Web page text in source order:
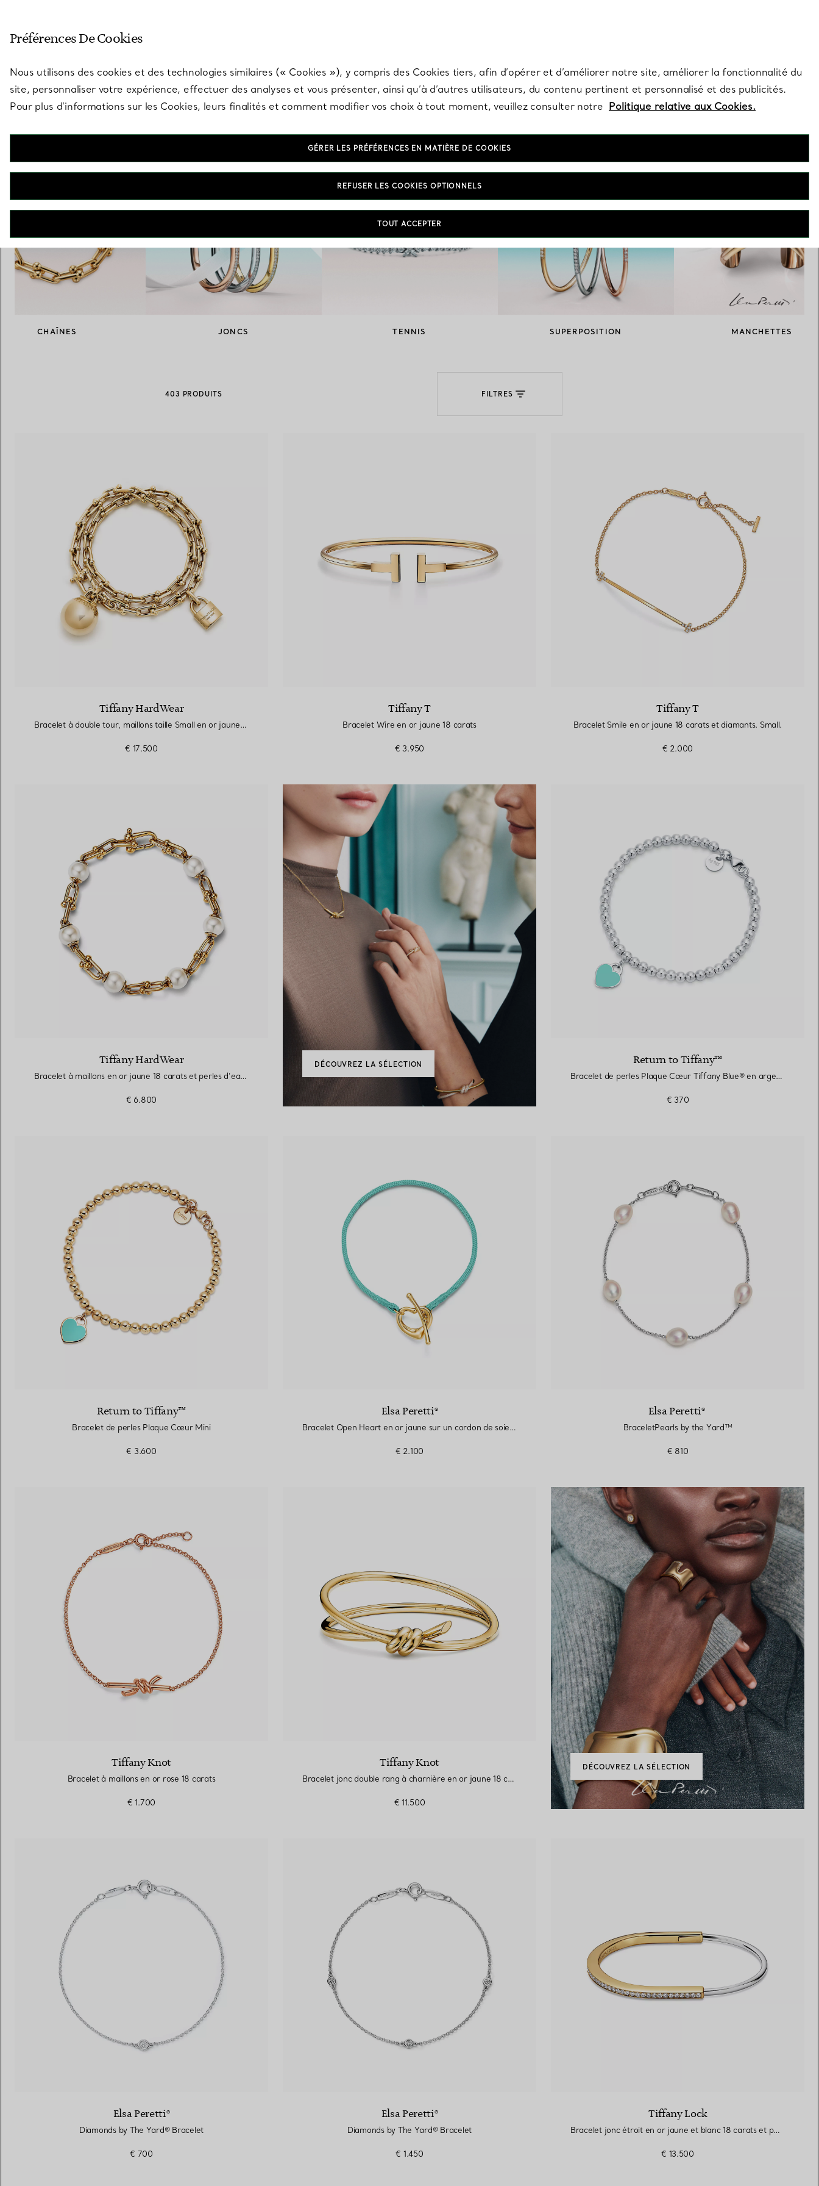
CHAÎNES JONCS TENNIS SUPERPOSITION MANCHETTES
403 PRODUITS FILTRES
Tiffany HardWear
Bracelet à double tour, maillons taille Small en or jaune 18 carats
€ 17.500
Tiffany T
Bracelet Wire en or jaune 18 carats
€ 3.950
Tiffany T
Bracelet Smile en or jaune 18 carats et diamants. Small.
€ 2.000
Tiffany HardWear
Bracelet à maillons en or jaune 18 carats et perles d’eau douce
€ 6.800
DÉCOUVREZ LA SÉLECTION Return to Tiffany™
Bracelet de perles Plaque Cœur Tiffany Blue® en argent 925 millièmes. 4 mm.
€ 370
Return to Tiffany™
Bracelet de perles Plaque Cœur Mini
€ 3.600
Elsa Peretti®
Bracelet Open Heart en or jaune sur un cordon de soie Tiffany Blue®
€ 2.100
Elsa Peretti®
BraceletPearls by the Yard™
€ 810
Tiffany Knot
Bracelet à maillons en or rose 18 carats
€ 1.700
Tiffany Knot
Bracelet jonc double rang à charnière en or jaune 18 carats
€ 11.500
DÉCOUVREZ LA SÉLECTION
Elsa Peretti®
Diamonds by The Yard® Bracelet
€ 700
Elsa Peretti®
Diamonds by The Yard® Bracelet
€ 1.450
Tiffany Lock
Bracelet jonc étroit en or jaune et blanc 18 carats et pavé de diamants demi-cercle
€ 13.500
Préférences De Cookies
Nous utilisons des cookies et des technologies similaires (« Cookies »), y compris des Cookies tiers, afin d’opérer et d’améliorer notre site, améliorer la fonctionnalité du
site, personnaliser votre expérience, effectuer des analyses et vous présenter, ainsi qu’à d’autres utilisateurs, du contenu pertinent et personnalisé et des publicités.
Pour plus d’informations sur les Cookies, leurs finalités et comment modifier vos choix à tout moment, veuillez consulter notre Politique relative aux Cookies.
GÉRER LES PRÉFÉRENCES EN MATIÈRE DE COOKIES
REFUSER LES COOKIES OPTIONNELS
TOUT ACCEPTER